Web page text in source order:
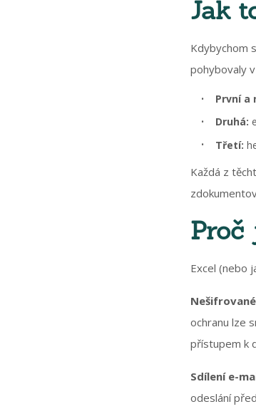
Jak
Kdybychom
pohybovaly
První a
Druhá:
Třetí:
Každá z
Proč
Excel (nebo
ochranu lze
přístupem k
Sdílení e-
odeslání